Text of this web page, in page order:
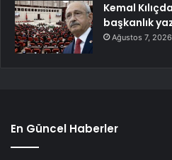
Kemal
başkanlık
Ağustos 7, 2026
En Güncel Haberler